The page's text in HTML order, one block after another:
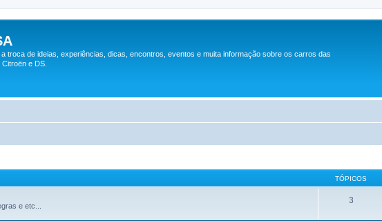
troca de ideias, experiências, dicas, encontros, eventos e muita informação sobre os carros das
e DS.
TÓPICOS
e etc...
3